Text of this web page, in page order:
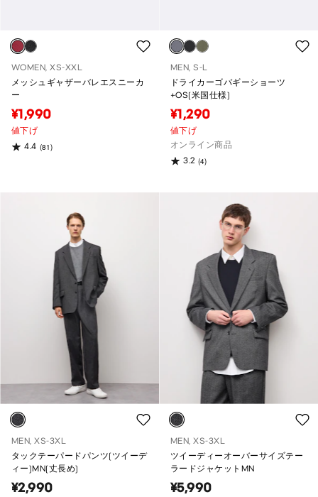
WOMEN, XS-XXL
メッシュギャザーバレエスニーカ
ー
¥1,990
値下げ
4.4 (81)
MEN, S-L
ドライカーゴバギーショーツ
+OS(米国仕様)
¥1,290
値下げ
オンライン商品
3.2 (4)
MEN, XS-3XL
タックテーパードパンツ(ツイーデ
ィー)MN(丈長め)
¥2,990
MEN, XS-3XL
ツイーディーオーバーサイズテー
ラードジャケットMN
¥5,990